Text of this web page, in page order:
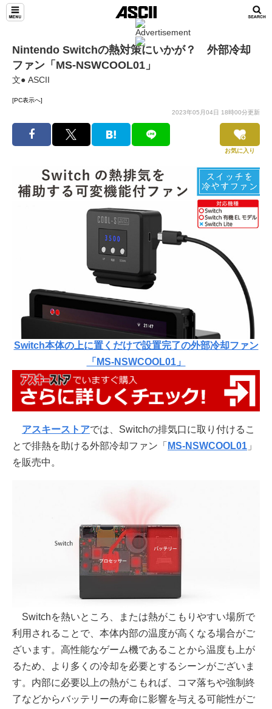
Nintendo Switchの熱対策にいかが？ 外部冷却
ファン「MS-NSWCOOL01」
文● ASCII
[PC表示へ]
2023年05月04日 18時00分更新
お気に入り
Switch本体の上に置くだけで設置完了の外部冷却ファン
「MS-NSWCOOL01」
アスキーストアでは、Switchの排気口に取り付けるこ
とで排熱を助ける外部冷却ファン「 MS-NSWCOOL01 」
を販売中。
Switchを熱いところ、または熱がこもりやすい場所で
利用されることで、本体内部の温度が高くなる場合がご
ざいます。高性能なゲーム機であることから温度も上が
るため、より多くの冷却を必要とするシーンがございま
す。内部に必要以上の熱がこもれば、コマ落ちや強制終
了などからバッテリーの寿命に影響を与える可能性がご